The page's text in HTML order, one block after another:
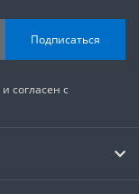
Подписаться
и согласен с